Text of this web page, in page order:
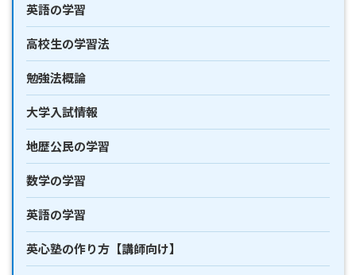
英語の学習
高校生の学習法
勉強法概論
大学入試情報
地歴公民の学習
数学の学習
英語の学習
英心塾の作り方【講師向け】